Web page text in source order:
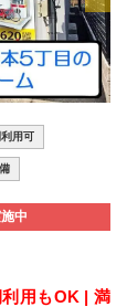
用可
中
用もOK | 満